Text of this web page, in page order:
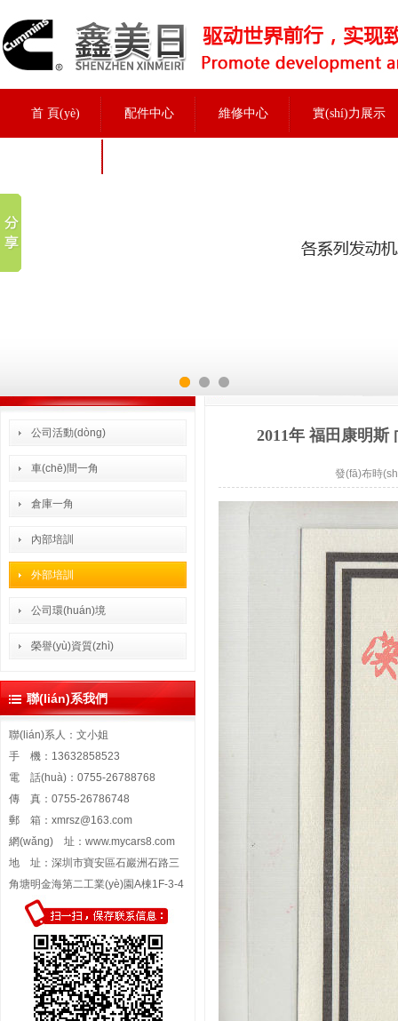
首 頁(yè) 配件中心 維修中心 實(shí)力展示
公司活動(dòng)
車(chē)間一角
倉庫一角
內部培訓
外部培訓
公司環(huán)境
榮譽(yù)資質(zhì)
聯(lián)系我們
聯(lián)系人：文小姐
手 機：13632858523
電 話(huà)：0755-26788768
傳 真：0755-26786748
郵 箱： xmrsz@163.com
網(wǎng) 址： www.mycars8.com
地 址：深圳市寶安區石巖洲石路三
角塘明金海第二工業(yè)園A棟1F-3-4
2011年 福田康明斯
發(fā)布時